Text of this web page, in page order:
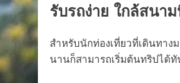
รับรถง่าย ใกล้สนา
สำหรับนักท่องเที่ยวที่เดินทาง
นานก็สามารถเริ่มต้นทริปได้